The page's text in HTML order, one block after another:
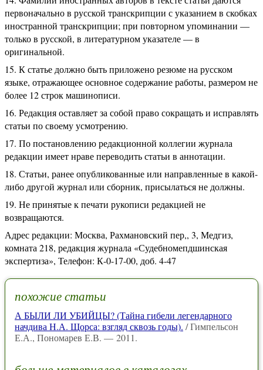
первоначально в русской транскрипции с указанием в скобках
иностранной транскрипции; при повторном упоминании —
только в русской, в литературном указателе — в
оригинальной.
К статье должно быть приложено резюме на русском
языке, отражающее основное содержание работы, размером не
более 12 строк машинописи.
Редакция оставляет за собой право сокращать и исправлять
статьи по своему усмотрению.
По постановлению редакционной коллегии журнала
редакции имеет нраве переводить статьи в аннотации.
Статьи, ранее опубликованные или направленные в какой-
либо другой журнал или сборник, присылаться не должны.
Не принятые к печати рукописи редакцией не
возвращаются.
Адрес редакции: Москва, Рахмановский пер,, 3, Медгиз,
комната 218, редакция журнала «Судебномепдшинская
экспертиза», Телефон: К-0-17-00, доб. 4-47
похожие статьи
А БЫЛИ ЛИ УБИЙЦЫ? (Тайна гибели легендарного
начдива Н.А. Щорса: взгляд сквозь годы). / Гимпельсон
Е.А., Пономарев Е.В. — 2011.